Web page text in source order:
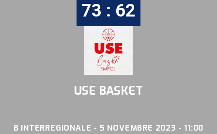
73 : 62
USE BASKET
B INTERREGIONALE - 5 NOVEMBRE 2023 - 11:00